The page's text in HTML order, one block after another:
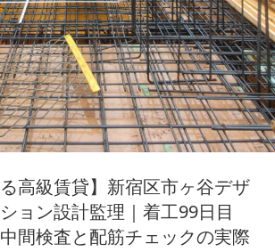
る高級賃貸】新宿区市ヶ谷デザ
ョン設計監理｜着工99日目
間検査と配筋チェックの実際